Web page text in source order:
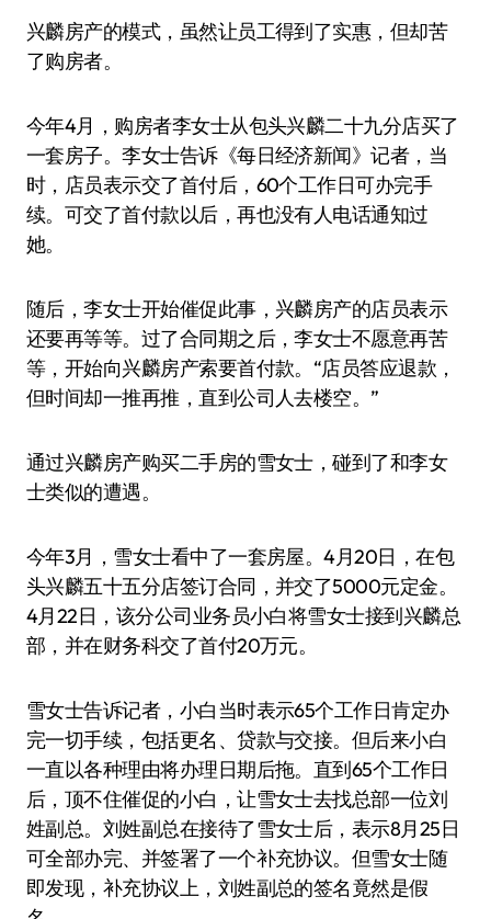
兴麟房产的模式，虽然让员工得到了实惠，但却苦
了购房者。
今年4月，购房者李女士从包头兴麟二十九分店买了
一套房子。李女士告诉《每日经济新闻》记者，当
时，店员表示交了首付后，60个工作日可办完手
续。可交了首付款以后，再也没有人电话通知过
她。
随后，李女士开始催促此事，兴麟房产的店员表示
还要再等等。过了合同期之后，李女士不愿意再苦
等，开始向兴麟房产索要首付款。“店员答应退款，
但时间却一推再推，直到公司人去楼空。”
通过兴麟房产购买二手房的雪女士，碰到了和李女
士类似的遭遇。
今年3月，雪女士看中了一套房屋。4月20日，在包
头兴麟五十五分店签订合同，并交了5000元定金。
4月22日，该分公司业务员小白将雪女士接到兴麟总
部，并在财务科交了首付20万元。
雪女士告诉记者，小白当时表示65个工作日肯定办
完一切手续，包括更名、贷款与交接。但后来小白
一直以各种理由将办理日期后拖。直到65个工作日
后，顶不住催促的小白，让雪女士去找总部一位刘
姓副总。刘姓副总在接待了雪女士后，表示8月25日
可全部办完、并签署了一个补充协议。但雪女士随
即发现，补充协议上，刘姓副总的签名竟然是假